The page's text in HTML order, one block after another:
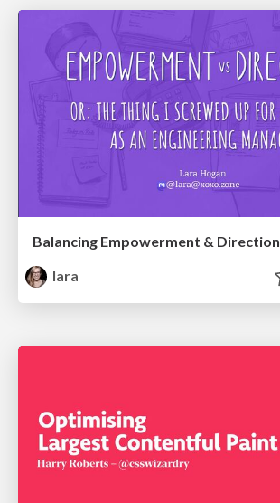
Balancing Empowerment & Direction
lara